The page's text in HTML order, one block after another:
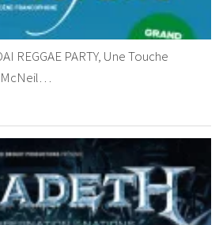
REGGAE PARTY, Une Touche
McNeil…